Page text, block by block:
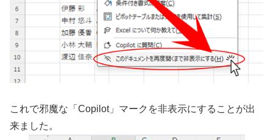
これで邪魔な「Copilot」マークを非表示にすることが出
来ました。